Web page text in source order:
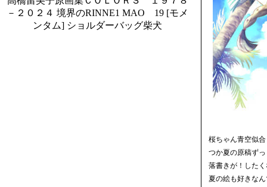
－２０２４ 境界のRINNE1 MAO 19 [モメ
ンタム] ショルダーバッグ柴犬
桜ちゃん青空似
つか夏の原稿ず
落書きが！した
夏の絵も好きな